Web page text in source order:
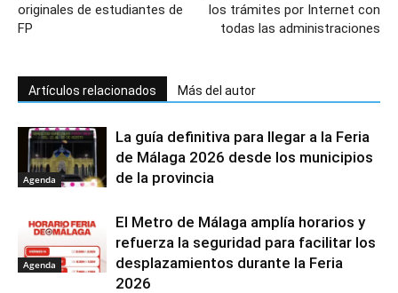
originales de estudiantes de
FP
los trámites por Internet con
todas las administraciones
Artículos relacionados Más del autor
Agenda
La guía definitiva para llegar a la Feria
de Málaga 2026 desde los municipios
de la provincia
Agenda
El Metro de Málaga amplía horarios y
refuerza la seguridad para facilitar los
desplazamientos durante la Feria
2026